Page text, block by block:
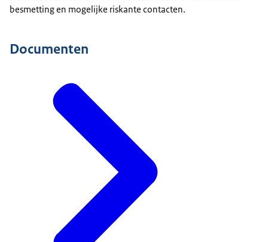
besmetting en mogelijke riskante contacten.
Documenten